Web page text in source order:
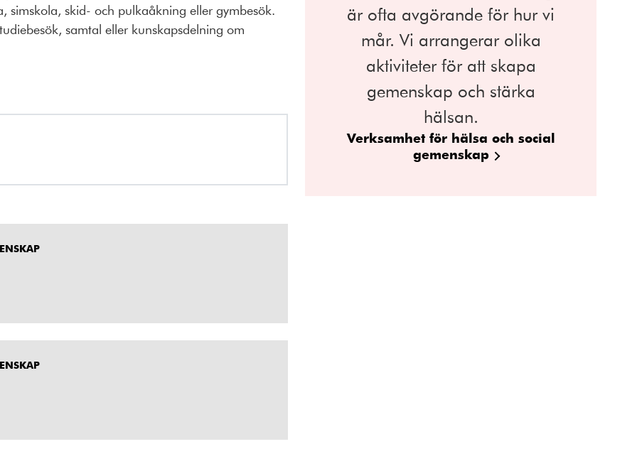
simskola, skid- och pulkaåkning eller gymbesök.
samtal eller kunskapsdelning om
är ofta avgörande för hur vi
mår. Vi arrangerar olika
aktiviteter för att skapa
gemenskap och stärka
hälsan.
Verksamhet för hälsa och social
gemenskap